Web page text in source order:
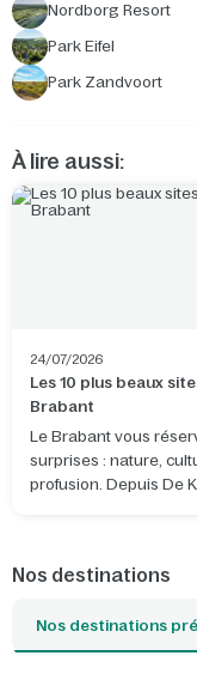
Nordborg Resort
Park Eifel
Park Zandvoort
À lire aussi:
24/07/2026
Les 10 plus beaux
Brabant
Le Brabant vous
surprises : nature,
profusion. Depuis De
l'autre côté de la
Nos destinations
Nos destinations